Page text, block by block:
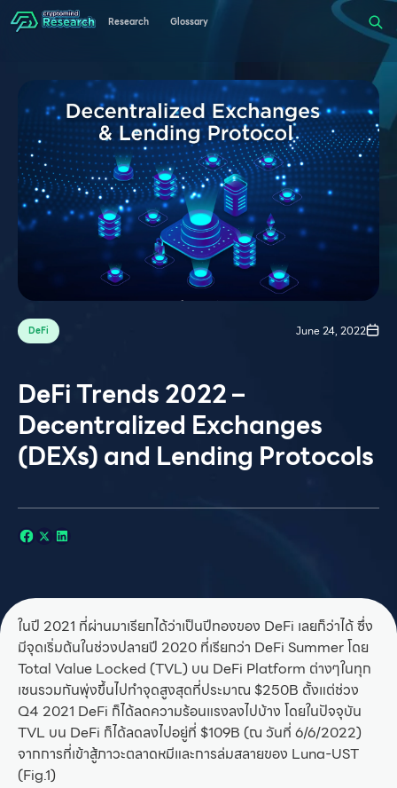
Research Glossary
DeFi June 24, 2022
DeFi Trends 2022 –
Decentralized Exchanges
(DEXs) and Lending Protocols
ในปี 2021 ที่ผ่านมาเรียกได้ว่าเป็นปีทองของ DeFi เลยก็ว่าได้ ซึ่ง
มีจุดเริ่มต้นในช่วงปลายปี 2020 ที่เรียกว่า DeFi Summer โดย
Total Value Locked (TVL) บน DeFi Platform ต่างๆในทุก
เชนรวมกันพุ่งขึ้นไปทำจุดสูงสุดที่ประมาณ $250B ตั้งแต่ช่วง
Q4 2021 DeFi ก็ได้ลดความร้อนแรงลงไปบ้าง โดยในปัจจุบัน
TVL บน DeFi ก็ได้ลดลงไปอยู่ที่ $109B (ณ วันที่ 6/6/2022)
จากการที่เข้าสู้ภาวะตลาดหมีและการล่มสลายของ Luna-UST
(Fig.1)